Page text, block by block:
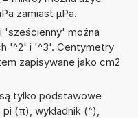
zamiast µPa.
można
'^2' i '^3'. Centymetry
zapisywane jako cm2
tylko podstawowe
(π), wykładnik (^),